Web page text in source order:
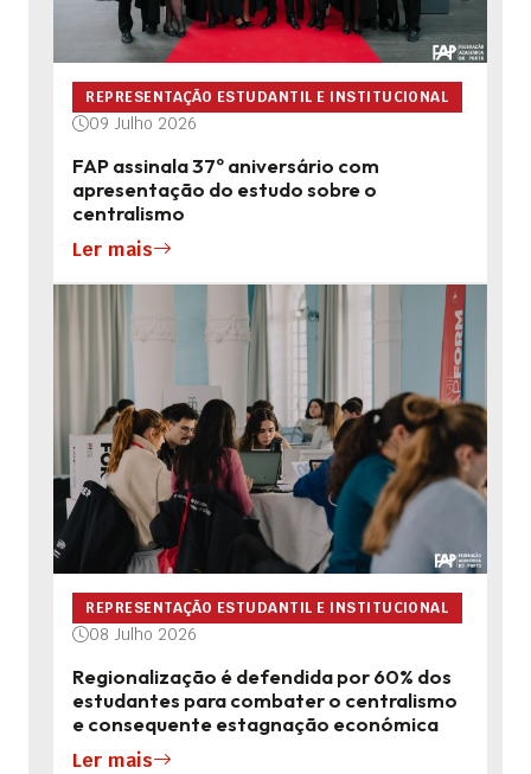
REPRESENTAÇÃO ESTUDANTIL E INSTITUCIONAL
09 Julho 2026
FAP assinala 37º aniversário com
apresentação do estudo sobre o
centralismo
Ler mais
REPRESENTAÇÃO ESTUDANTIL E INSTITUCIONAL
08 Julho 2026
Regionalização é defendida por 60% dos
estudantes para combater o centralismo
e consequente estagnação económica
Ler mais